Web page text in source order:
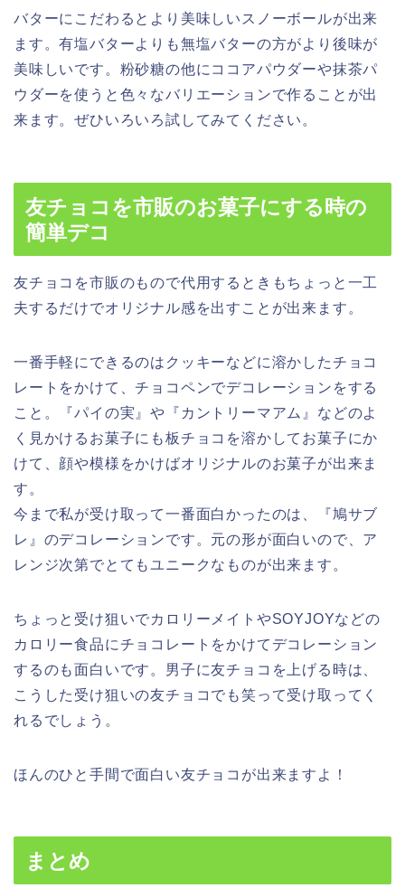
バターにこだわるとより美味しいスノーボールが出来
ます。有塩バターよりも無塩バターの方がより後味が
美味しいです。粉砂糖の他にココアパウダーや抹茶パ
ウダーを使うと色々なバリエーションで作ることが出
来ます。ぜひいろいろ試してみてください。
友チョコを市販のお菓子にする時の
簡単デコ
友チョコを市販のもので代用するときもちょっと一工
夫するだけでオリジナル感を出すことが出来ます。
一番手軽にできるのはクッキーなどに溶かしたチョコ
レートをかけて、チョコペンでデコレーションをする
こと。『パイの実』や『カントリーマアム』などのよ
く見かけるお菓子にも板チョコを溶かしてお菓子にか
けて、顔や模様をかけばオリジナルのお菓子が出来ま
す。
今まで私が受け取って一番面白かったのは、『鳩サブ
レ』のデコレーションです。元の形が面白いので、ア
レンジ次第でとてもユニークなものが出来ます。
ちょっと受け狙いでカロリーメイトやSOYJOYなどの
カロリー食品にチョコレートをかけてデコレーション
するのも面白いです。男子に友チョコを上げる時は、
こうした受け狙いの友チョコでも笑って受け取ってく
れるでしょう。
ほんのひと手間で面白い友チョコが出来ますよ！
まとめ